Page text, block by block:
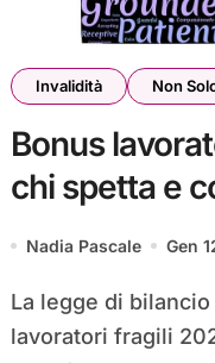
Invalidità Non
Bonus
chi spetta e
Nadia Pascale Gen
La legge di bilancio conferma il Bonus
lavoratori fragili